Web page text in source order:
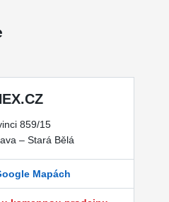
859/15
– Stará Bělá
Mapách